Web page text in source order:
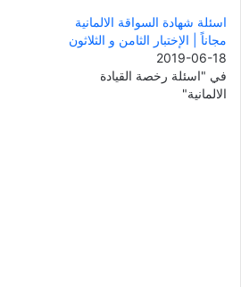
اسئلة شهادة السواقة الالمانية
مجاناً | الإختبار الثامن و الثلاثون
2019-06-18
في "اسئلة رخصة القيادة
الالمانية"